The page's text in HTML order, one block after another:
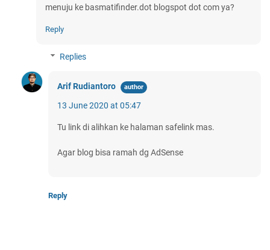
menuju ke basmatifinder.dot blogspot dot com ya?
Reply
Replies
Arif Rudiantoro
13 June 2020 at 05:47
Tu link di alihkan ke halaman safelink mas.
Agar blog bisa ramah dg AdSense
Reply